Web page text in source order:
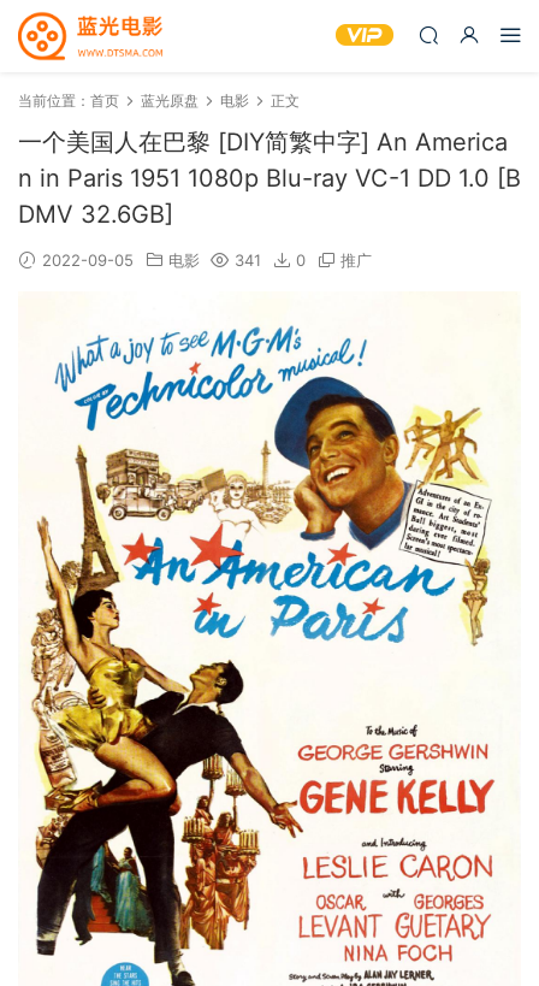
当前位置： 首页 蓝光原盘 电影 正文
一个美国人在巴黎 [DIY简繁中字] An America
n in Paris 1951 1080p Blu-ray VC-1 DD 1.0 [B
DMV 32.6GB]
2022-09-05 电影 341 0 推广